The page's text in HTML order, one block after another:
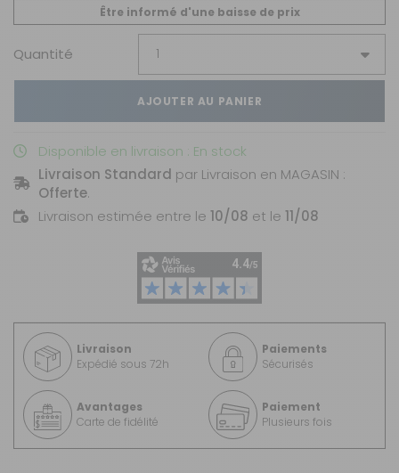
Être informé d'une baisse de prix
Quantité
AJOUTER AU PANIER
Disponible en livraison : En stock
Livraison Standard par Livraison en MAGASIN :
Offerte.
Livraison estimée entre le 10/08 et le 11/08
Livraison
Expédié sous 72h
Paiements
Sécurisés
Avantages
Carte de fidélité
Paiement
Plusieurs fois